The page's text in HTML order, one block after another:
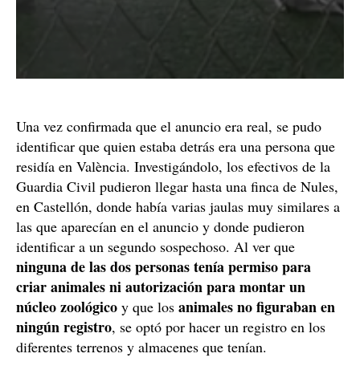
Una vez confirmada que el anuncio era real, se pudo
identificar que quien estaba detrás era una persona que
residía en València. Investigándolo, los efectivos de la
Guardia Civil pudieron llegar hasta una finca de Nules,
en Castellón, donde había varias jaulas muy similares a
las que aparecían en el anuncio y donde pudieron
identificar a un segundo sospechoso. Al ver que
ninguna de las dos personas tenía permiso para
criar animales ni autorización para montar un
núcleo zoológico y que los animales no figuraban en
ningún registro, se optó por hacer un registro en los
diferentes terrenos y almacenes que tenían.